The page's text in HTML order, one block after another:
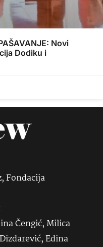
Novi
Dodiku i
Fondacija
Čengić, Milica
Edina